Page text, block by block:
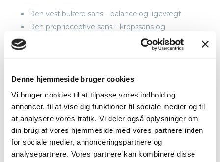
Denne hjemmeside bruger cookies
Vi bruger cookies til at tilpasse vores indhold og
annoncer, til at vise dig funktioner til sociale medier og til
at analysere vores trafik. Vi deler også oplysninger om
din brug af vores hjemmeside med vores partnere inden
for sociale medier, annonceringspartnere og
analysepartnere. Vores partnere kan kombinere disse
Den vestibulære sans – balance og ligevægt
Den proprioceptive sans – kropssans og
Den gustatoriske sans – smagssansen